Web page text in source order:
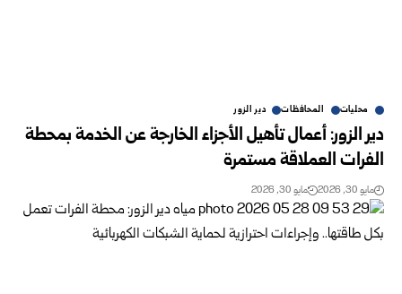
محليات المحافظات دير الزور
دير الزور: أعمال‏ تأهيل الأجزاء الخارجة عن الخدمة بمحطة
‏الفرات ‏العملاقة مستمرة ‏
مايو 30, 2026 مايو 30, 2026